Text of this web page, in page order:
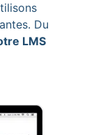
Du
LMS